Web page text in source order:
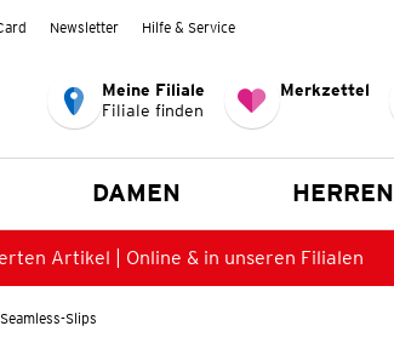
Newsletter Hilfe & Service
Meine Filiale
Filiale finden
Merkzettel
DAMEN HERREN
Artikel | Online & in unseren Filialen
Slips